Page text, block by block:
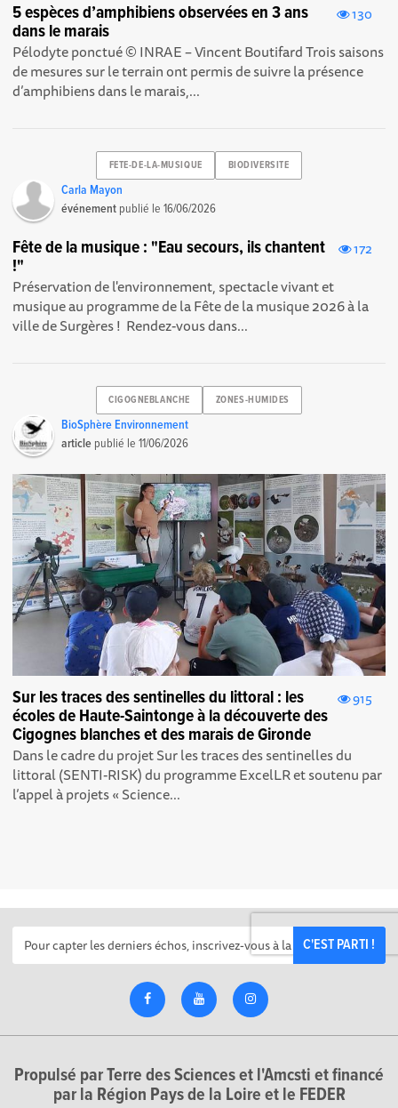
130
5 espèces d’amphibiens observées en 3 ans
dans le marais
Pélodyte ponctué © INRAE – Vincent Boutifard Trois saisons
de mesures sur le terrain ont permis de suivre la présence
d’amphibiens dans le marais,...
FETE-DE-LA-MUSIQUE BIODIVERSITE
Carla Mayon
événement publié le16/06/2026
172
Fête de la musique : "Eau secours, ils chantent
!"
Préservation de l'environnement, spectacle vivant et
musique au programme de la Fête de la musique 2026 à la
ville de Surgères ! Rendez-vous dans...
CIGOGNEBLANCHE ZONES-HUMIDES
BioSphère Environnement
article publié le11/06/2026
915
Sur les traces des sentinelles du littoral : les
écoles de Haute-Saintonge à la découverte des
Cigognes blanches et des marais de Gironde
Dans le cadre du projet Sur les traces des sentinelles du
littoral (SENTI-RISK) du programme ExcelLR et soutenu par
l’appel à projets « Science...
C'EST PARTI !
Propulsé par Terre des Sciences et l'Amcsti et financé
par la Région Pays de la Loire et le FEDER